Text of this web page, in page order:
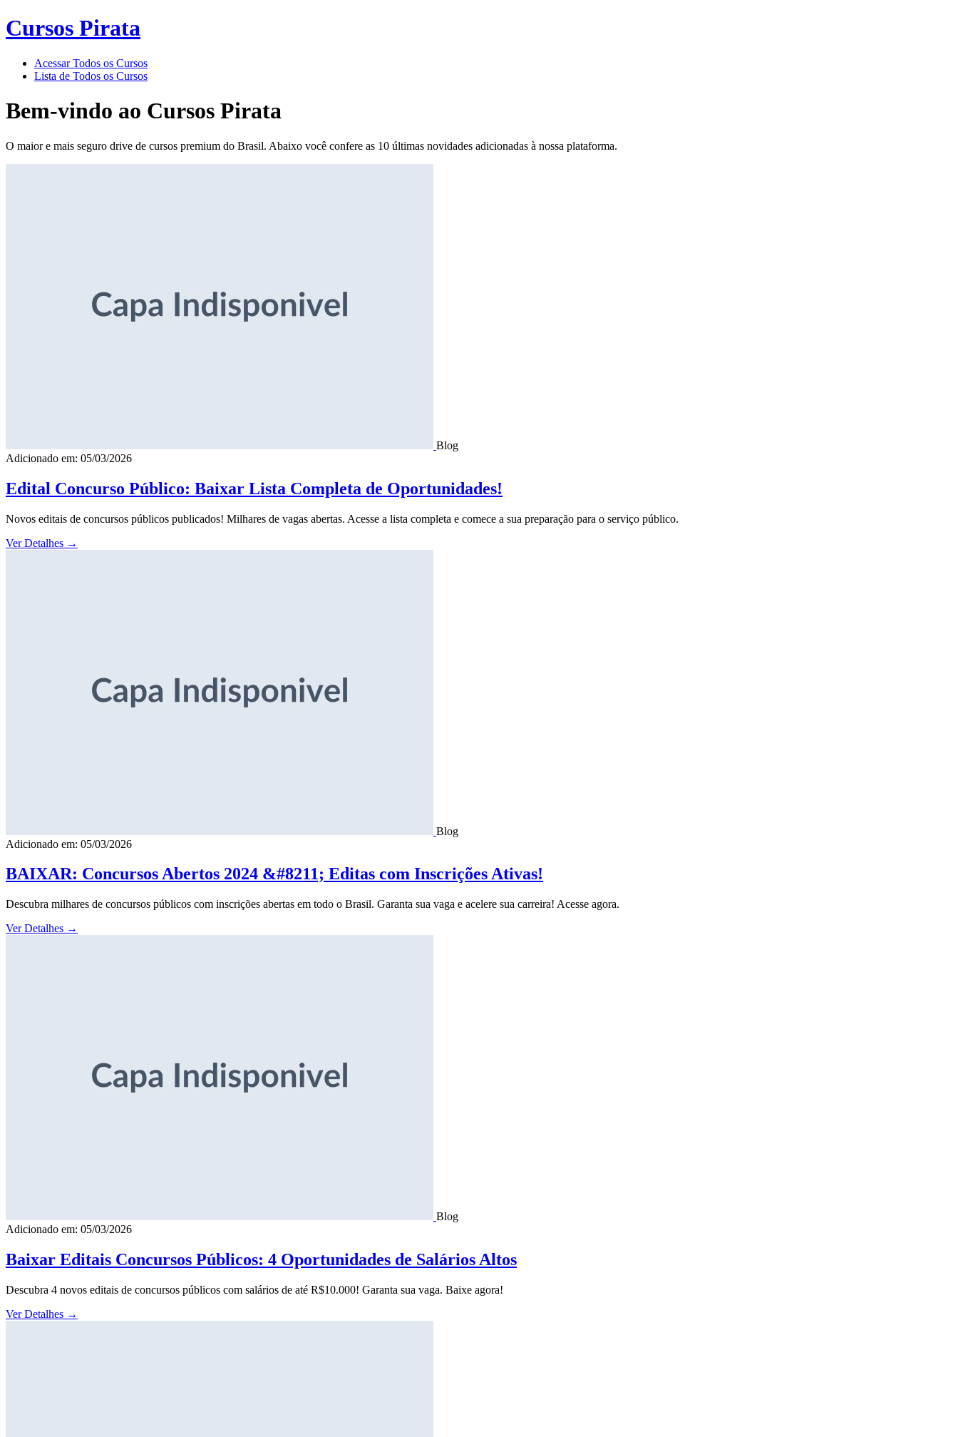
Cursos Pirata
Acessar Todos os Cursos
Lista de Todos os Cursos
Bem-vindo ao Cursos Pirata
O maior e mais seguro drive de cursos premium do Brasil. Abaixo você confere as 10 últimas novidades adicionadas à nossa plataforma.
Blog
Adicionado em: 05/03/2026
Edital Concurso Público: Baixar Lista Completa de Oportunidades!
Novos editais de concursos públicos publicados! Milhares de vagas abertas. Acesse a lista completa e comece a sua preparação para o serviço público.
Ver Detalhes →
Blog
Adicionado em: 05/03/2026
BAIXAR: Concursos Abertos 2024 &#8211; Editas com Inscrições Ativas!
Descubra milhares de concursos públicos com inscrições abertas em todo o Brasil. Garanta sua vaga e acelere sua carreira! Acesse agora.
Ver Detalhes →
Blog
Adicionado em: 05/03/2026
Baixar Editais Concursos Públicos: 4 Oportunidades de Salários Altos
Descubra 4 novos editais de concursos públicos com salários de até R$10.000! Garanta sua vaga. Baixe agora!
Ver Detalhes →